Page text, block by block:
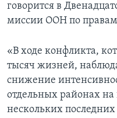
говорится в
миссии ООН по
«В ходе конфликта,
тысяч жизней,
снижение
отдельных районах на
нескольких